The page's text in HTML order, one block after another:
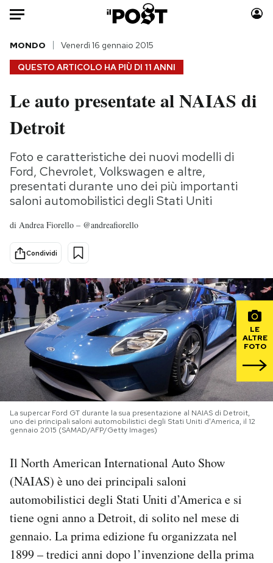
Auto
HOME
Italia
Politica
Tecnologia
Internet
Scienza
Cultura
Economia
Sport
Moda
Storie/Idee
Ok Boomer!
Media
Europa
PODCAST
NEWSLETTER
I MIEI PREFERITI
SHOP
CALENDARIO
AREA PERSONALE
Area Personale
Newsletter
Notifiche mobile
QUESTO ARTICOLO HA PIÙ DI 11 ANNI
MONDO Venerdì 16 gennaio 2015
Le auto presentate al NAIAS di
Detroit
Foto e caratteristiche dei nuovi modelli di
Ford, Chevrolet, Volkswagen e altre,
presentati durante uno dei più importanti
saloni automobilistici degli Stati Uniti
di Andrea Fiorello – @andreafiorello
Condividi
LE
ALTRE
FOTO
La supercar Ford GT durante la sua presentazione al NAIAS di Detroit,
uno dei principali saloni automobilistici degli Stati Uniti d'America, il 12
gennaio 2015 (SAMAD/AFP/Getty Images)
Il North American International Auto Show
(NAIAS) è uno dei principali saloni
automobilistici degli Stati Uniti d’America e si
tiene ogni anno a Detroit, di solito nel mese di
gennaio. La prima edizione fu organizzata nel
1899 – tredici anni dopo l’invenzione della prima